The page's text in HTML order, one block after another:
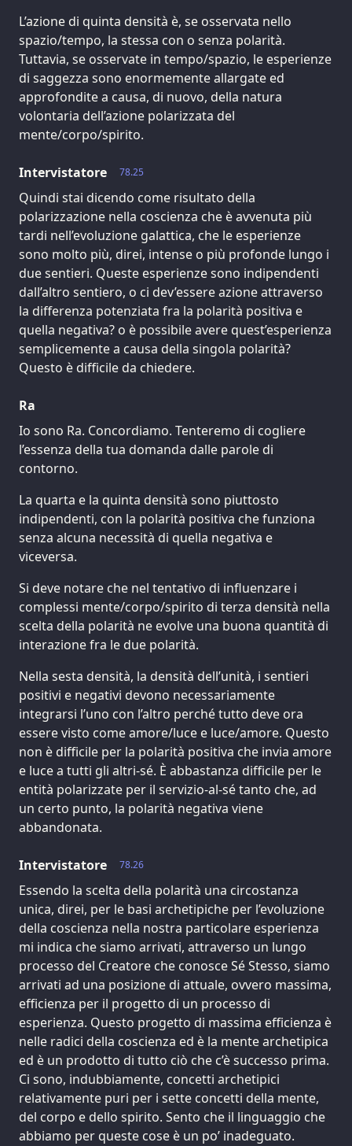
L’azione di quinta densità è, se osservata nello
spazio/tempo, la stessa con o senza polarità.
Tuttavia, se osservate in tempo/spazio, le esperienze
di saggezza sono enormemente allargate ed
approfondite a causa, di nuovo, della natura
volontaria dell’azione polarizzata del
mente/corpo/spirito.
78.25
Intervistatore
Quindi stai dicendo come risultato della
polarizzazione nella coscienza che è avvenuta più
tardi nell’evoluzione galattica, che le esperienze
sono molto più, direi, intense o più profonde lungo i
due sentieri. Queste esperienze sono indipendenti
dall’altro sentiero, o ci dev’essere azione attraverso
la differenza potenziata fra la polarità positiva e
quella negativa? o è possibile avere quest’esperienza
semplicemente a causa della singola polarità?
Questo è difficile da chiedere.
Ra
Io sono Ra. Concordiamo. Tenteremo di cogliere
l’essenza della tua domanda dalle parole di
contorno.
La quarta e la quinta densità sono piuttosto
indipendenti, con la polarità positiva che funziona
senza alcuna necessità di quella negativa e
viceversa.
Si deve notare che nel tentativo di influenzare i
complessi mente/corpo/spirito di terza densità nella
scelta della polarità ne evolve una buona quantità di
interazione fra le due polarità.
Nella sesta densità, la densità dell’unità, i sentieri
positivi e negativi devono necessariamente
integrarsi l’uno con l’altro perché tutto deve ora
essere visto come amore/luce e luce/amore. Questo
non è difficile per la polarità positiva che invia amore
e luce a tutti gli altri-sé. È abbastanza difficile per le
entità polarizzate per il servizio-al-sé tanto che, ad
un certo punto, la polarità negativa viene
abbandonata.
78.26
Intervistatore
Essendo la scelta della polarità una circostanza
unica, direi, per le basi archetipiche per l’evoluzione
della coscienza nella nostra particolare esperienza
mi indica che siamo arrivati, attraverso un lungo
processo del Creatore che conosce Sé Stesso, siamo
arrivati ad una posizione di attuale, ovvero massima,
efficienza per il progetto di un processo di
esperienza. Questo progetto di massima efficienza è
nelle radici della coscienza ed è la mente archetipica
ed è un prodotto di tutto ciò che c’è successo prima.
Ci sono, indubbiamente, concetti archetipici
relativamente puri per i sette concetti della mente,
del corpo e dello spirito. Sento che il linguaggio che
abbiamo per queste cose è un po’ inadeguato.